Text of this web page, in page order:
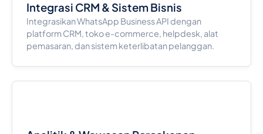
Integrasi CRM & Sistem Bisnis
Integrasikan WhatsApp Business API dengan
platform CRM, toko e-commerce, helpdesk, alat
pemasaran, dan sistem keterlibatan pelanggan.